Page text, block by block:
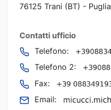
76125 Trani (BT) - Puglia
Contatti ufficio
Telefono:
Telefono 2:
Fax:
Email: